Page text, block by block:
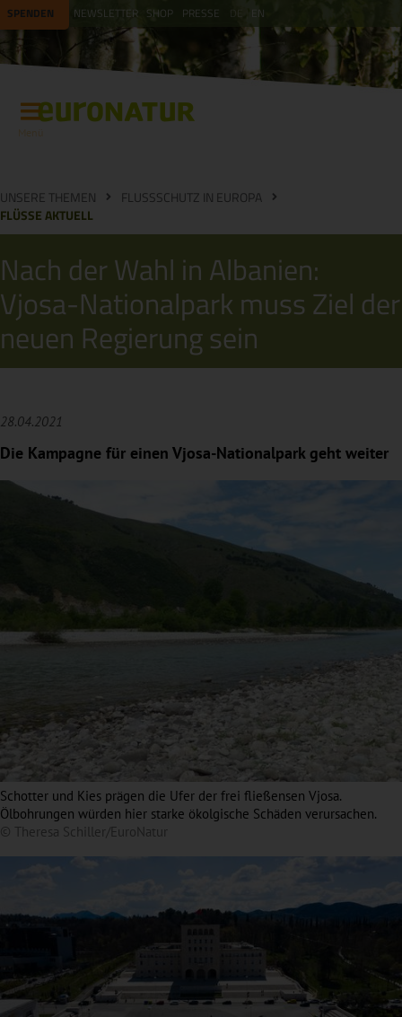
SPENDEN NEWSLETTER SHOP PRESSE EN
UNSERE THEMEN
FLUSSSCHUTZ IN EUROPA
FLÜSSE AKTUELL
Nach der Wahl in Albanien:
Vjosa-Nationalpark muss Ziel der
neuen Regierung sein
28.04.2021
Die Kampagne für einen Vjosa-Nationalpark geht weiter
Schotter und Kies prägen die Ufer der frei fließensen Vjosa.
Ölbohrungen würden hier starke ökolgische Schäden verursachen.
© Theresa Schiller/EuroNatur